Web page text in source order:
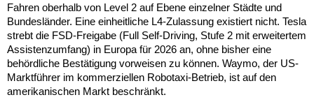
Fahren oberhalb von Level 2 auf Ebene einzelner Städte und
Bundesländer. Eine einheitliche L4-Zulassung existiert nicht. Tesla
strebt die FSD-Freigabe (Full Self-Driving, Stufe 2 mit erweitertem
Assistenzumfang) in Europa für 2026 an, ohne bisher eine
behördliche Bestätigung vorweisen zu können. Waymo, der US-
Marktführer im kommerziellen Robotaxi-Betrieb, ist auf den
amerikanischen Markt beschränkt.